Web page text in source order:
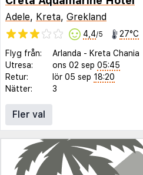
Adele, Kreta, Grekland
4,4/5 27°C
Flyg från: Arlanda - Kreta Chania
Utresa:
ons 02 sep 05:45
Retur:
lör 05 sep 18:20
Nätter:
3
Fler val